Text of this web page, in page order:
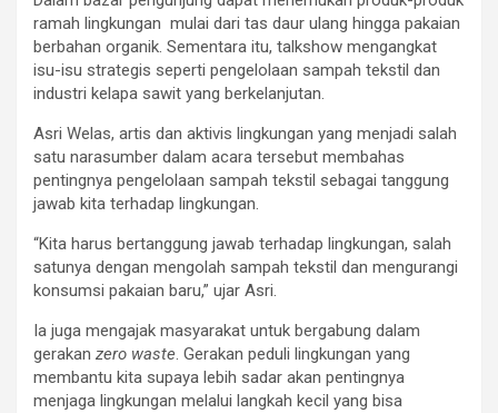
ramah lingkungan mulai dari tas daur ulang hingga pakaian
berbahan organik. Sementara itu, talkshow mengangkat
isu-isu strategis seperti pengelolaan sampah tekstil dan
industri kelapa sawit yang berkelanjutan.
Asri Welas, artis dan aktivis lingkungan yang menjadi salah
satu narasumber dalam acara tersebut membahas
pentingnya pengelolaan sampah tekstil sebagai tanggung
jawab kita terhadap lingkungan.
“Kita harus bertanggung jawab terhadap lingkungan, salah
satunya dengan mengolah sampah tekstil dan mengurangi
konsumsi pakaian baru,” ujar Asri.
Ia juga mengajak masyarakat untuk bergabung dalam
gerakan zero waste. Gerakan peduli lingkungan yang
membantu kita supaya lebih sadar akan pentingnya
menjaga lingkungan melalui langkah kecil yang bisa